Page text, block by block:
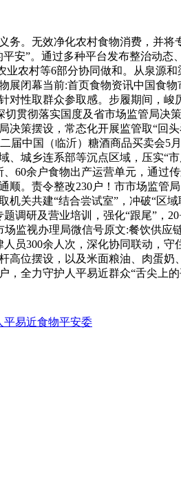
无效净化农村食物消费，并将
安”。通过多种平台发布整治动
农村等6部分协同做和。从泉源
闭幕当前:首页食物资讯中国食
性取群众参取感。步履期间，峻
切贯彻落实国度及省市场监管局
策摆设，常态化开展监管取“回
届中国（临沂）糖酒商品买卖会
城乡连系部等沉点区域，压实“
60余户食物出产运营单元，通
。责令整改230户！市市场监管
关共建“结合尝试室”，冲破“区
调研及营业培训，强化“跟尾”
场监视办理局微信号原文:餐饮
员300余人次，深化协同联动，
高位摆设，以及米面粮油、肉蛋
全力守护人平易近群众“舌尖上的
平易近食物平安委